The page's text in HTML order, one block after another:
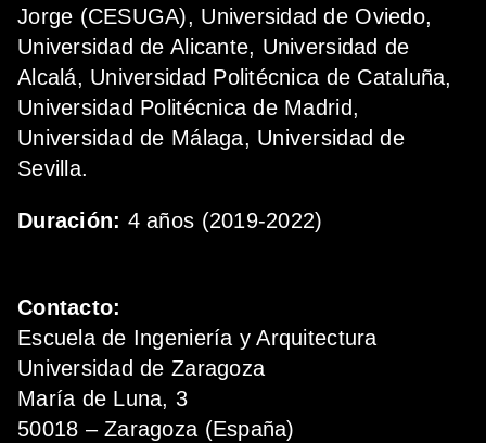
Jorge (CESUGA), Universidad de Oviedo,
Universidad de Alicante, Universidad de
Alcalá, Universidad Politécnica de Cataluña,
Universidad Politécnica de Madrid,
Universidad de Málaga, Universidad de
Sevilla.
Duración: 4 años (2019-2022)
Contacto:
Escuela de Ingeniería y Arquitectura
Universidad de Zaragoza
María de Luna, 3
50018 – Zaragoza (España)